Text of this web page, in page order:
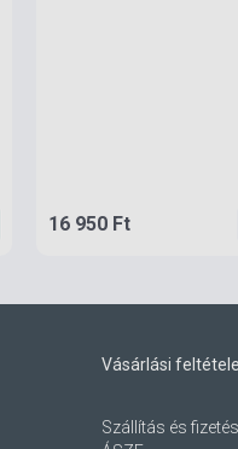
16 950 Ft
Vásárlási
Szállítás és fizetés